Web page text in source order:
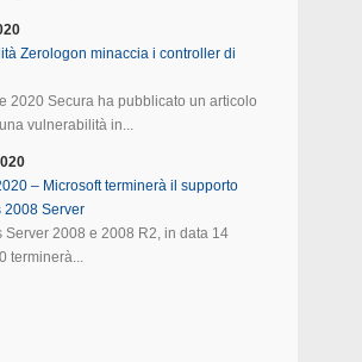
Zerologon minaccia i controller di
2020 Secura ha pubblicato un articolo
vulnerabilità in...
– Microsoft terminerà il supporto
2008 Server
Server 2008 e 2008 R2, in data 14
terminerà...